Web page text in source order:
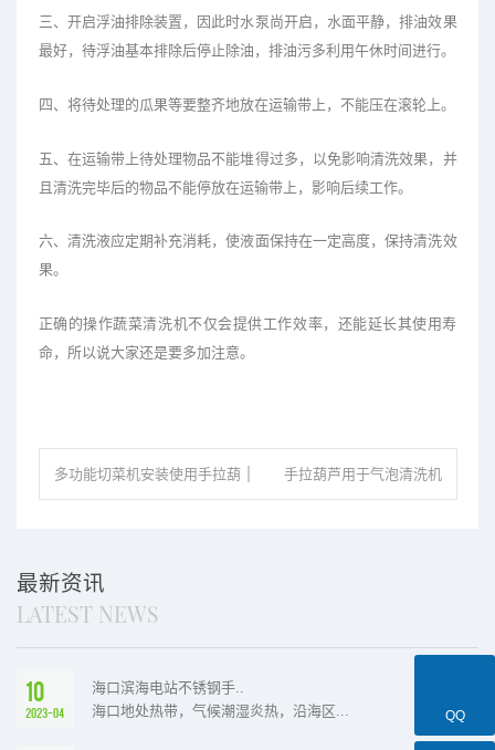
三、开启浮油排除装置，因此时水泵尚开启，水面平静，排油效果
最好，待浮油基本排除后停止除油，排油污多利用午休时间进行。
四、将待处理的瓜果等要整齐地放在运输带上，不能压在滚轮上。
五、在运输带上待处理物品不能堆得过多，以免影响清洗效果，并
且清洗完毕后的物品不能停放在运输带上，影响后续工作。
六、清洗液应定期补充消耗，使液面保持在一定高度，保持清洗效
果。
正确的操作蔬菜清洗机不仅会提供工作效率，还能延长其使用寿
命，所以说大家还是要多加注意。
多功能切菜机安装使用手拉葫
项）
手拉葫芦用于气泡清洗机
最新资讯
LATEST NEWS
10
2023-04
海口滨海电站不锈钢手..
海口地处热带，气候潮湿炎热，沿海区...
QQ